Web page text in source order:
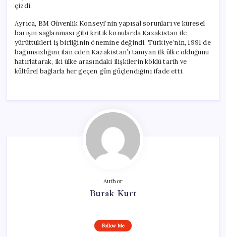
çizdi.
Ayrıca, BM Güvenlik Konseyi’nin yapısal sorunları ve küresel
barışın sağlanması gibi kritik konularda Kazakistan ile
yürüttükleri iş birliğinin önemine değindi. Türkiye’nin, 1991’de
bağımsızlığını ilan eden Kazakistan’ı tanıyan ilk ülke olduğunu
hatırlatarak, iki ülke arasındaki ilişkilerin köklü tarih ve
kültürel bağlarla her geçen gün güçlendiğini ifade etti.
Author
Burak Kurt
Follow Me